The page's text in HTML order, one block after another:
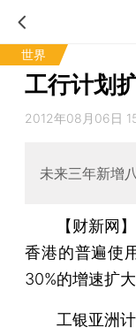
世界
工行计划
2012年08月06日
未来三年新增
【财新网
香港的普遍使
30%的增速扩
工银亚洲计